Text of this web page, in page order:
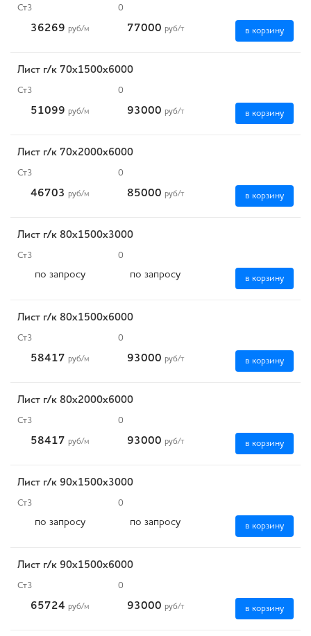
Ст3 0
36269 руб/м 77000 руб/т в корзину
Лист г/к 70х1500х6000
Ст3 0
51099 руб/м 93000 руб/т в корзину
Лист г/к 70х2000х6000
Ст3 0
46703 руб/м 85000 руб/т в корзину
Лист г/к 80х1500х3000
Ст3 0
по запросу по запросу в корзину
Лист г/к 80х1500х6000
Ст3 0
58417 руб/м 93000 руб/т в корзину
Лист г/к 80х2000х6000
Ст3 0
58417 руб/м 93000 руб/т в корзину
Лист г/к 90х1500х3000
Ст3 0
по запросу по запросу в корзину
Лист г/к 90х1500х6000
Ст3 0
65724 руб/м 93000 руб/т в корзину